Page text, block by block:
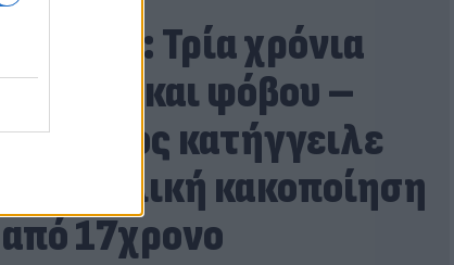
Σκιάθος: Τρία χρόνια
σιωπής και φόβου –
15χρονος κατήγγειλε
σεξουαλική κακοποίηση
από 17χρονο